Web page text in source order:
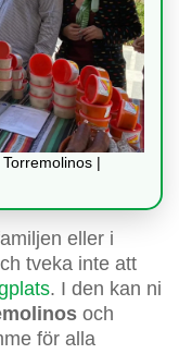
|
eller i
tveka inte att
. I den kan ni
och
för alla